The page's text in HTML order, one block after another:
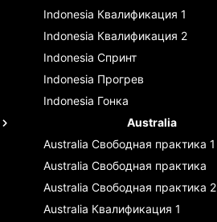
Indonesia Квалификация 1
Indonesia Квалификация 2
Indonesia Спринт
Indonesia Прогрев
Indonesia Гонка
Australia
Australia Свободная практика 1
Australia Свободная практика
Australia Свободная практика 2
Australia Квалификация 1